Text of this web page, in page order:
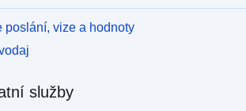
poslání, vize a hodnoty
služby